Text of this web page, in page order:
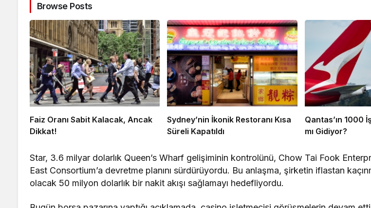
Browse Posts
Faiz Oranı Sabit Kalacak, Ancak
Dikkat!
Sydney’nin İkonik Restoranı Kısa
Süreli Kapatıldı
Qantas’ın 1000
mı Gidiyor?
Star, 3.6 milyar dolarlık Queen’s Wharf gelişiminin kontrolünü, Chow Tai Fook
East Consortium’a devretme planını sürdürüyordu. Bu anlaşma, şirketin iflastan
olacak 50 milyon dolarlık bir nakit akışı sağlamayı hedefliyordu.